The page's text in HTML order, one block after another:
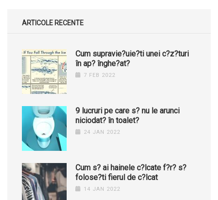
ARTICOLE RECENTE
Cum supravie?uie?ti unei c?z?turi
în ap? înghe?at?
7 FEB 2022
9 lucruri pe care s? nu le arunci
niciodat? în toalet?
24 JAN 2022
Cum s? ai hainele c?lcate f?r? s?
folose?ti fierul de c?lcat
14 JAN 2022